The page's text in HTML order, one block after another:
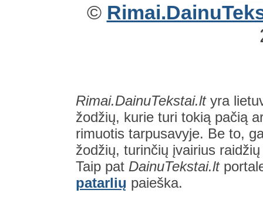
©
Rimai.DainuTekstai.ltyra
žodžių, kurie turi tokią pačią
rimuotis tarpusavyje. Be to,
žodžių, turinčių įvairius
Taip pat DainuTekstai.lt
patarlių paieška.